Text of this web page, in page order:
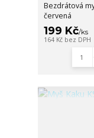
Bezdrátová
červená
199 Kč/ks
164 Kč bez DPH